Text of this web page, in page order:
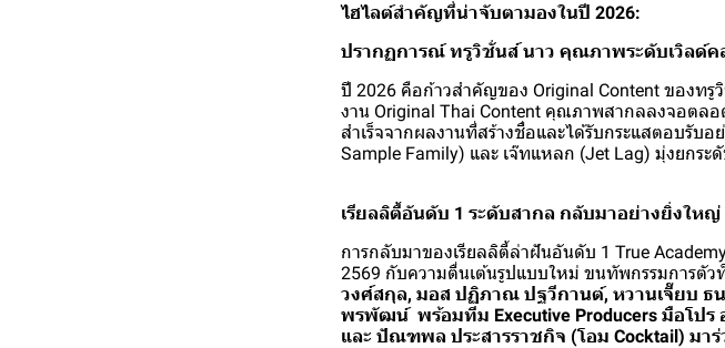
ไฮไลต์สำคัญที่น่าจับตามองในปี 2026:
ปรากฏการณ์ ทรูวิชั่นส์ นาว คุณภาพระดับเวิลด์ค
ปี 2026 คือก้าวสำคัญของ Original Content ของท
งาน Original Thai Content คุณภาพสากลลงจอตล
สำเร็จจากผลงานที่สร้างชื่อและได้รับกระแสตอบรับ
Sample Family) และ เจ๊ทแหลก (Jet Lag) มุ่งยกร
เรียลลิตี้อันดับ 1 ระดับสากล กลับมาอย่างยิ่งใหญ่
การกลับมาของเรียลลิตี้ล่าฝันอันดับ 1 True
2569 กับความตื่นเต้นรูปแบบใหม่ ขนทัพกรรมการตั
วงศ์สกุล, มอส ปฏิภาณ ปฐวีกานต์, หวานเจี๊ยบ ธ
พรพัฒน์ พร้อมทีม Executive Producers มือโป
และ ปัณฑพล ประสารราชกิจ (โอม Cocktail) มา